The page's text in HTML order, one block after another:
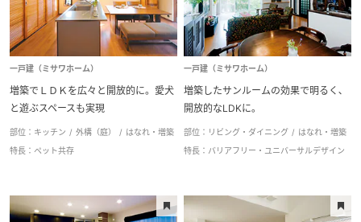
選択条件で検索
一戸建（ミサワホーム）
増築でＬＤＫを広々と開放的に。愛犬
と遊ぶスペースも実現
部位： キッチン 外構（庭）
はなれ・増築
特長： ペット共存
一戸建（ミサワホーム）
増築したサンルームの効果で明るく､
開放的なLDKに｡
部位： リビング・ダイニング
はなれ・増築
特長： バリアフリー・ユニバーサルデザイン